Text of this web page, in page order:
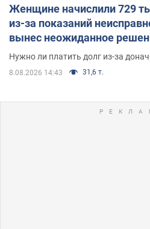
Женщине начислили 729
из-за показаний
вынес неожиданное
Нужно ли платить долг из-за
8.08.2026 14:43 31,6 т.